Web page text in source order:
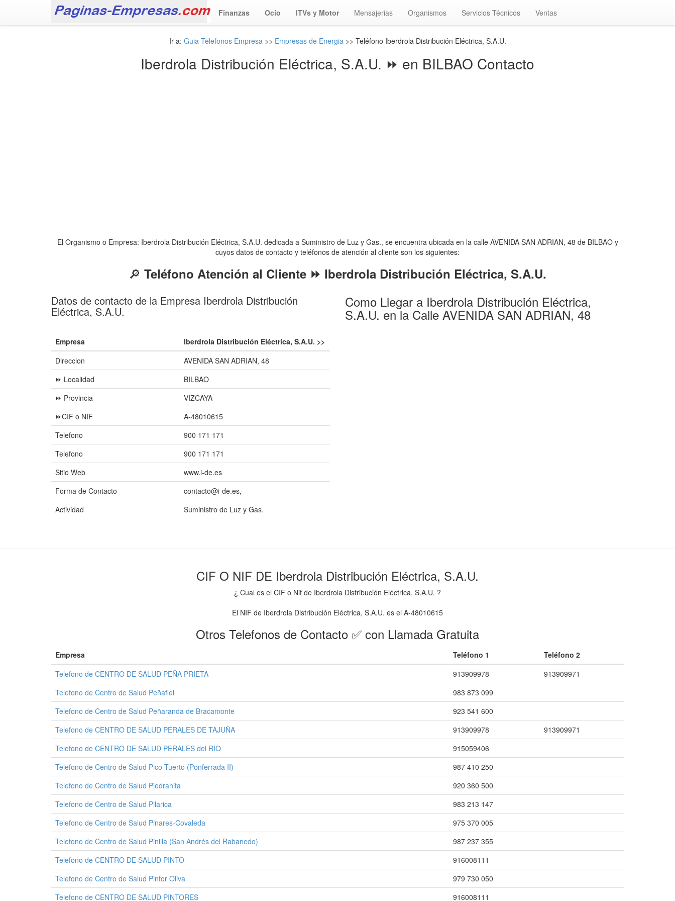
Finanzas Ocio ITVs y Motor Mensajerias Organismos Servicios Técnicos Ventas
Ir a: Guia Telefonos Empresa>> Empresas de Energia>> Teléfono Iberdrola Distribución Eléctrica, S.A.U.
Iberdrola Distribución Eléctrica, S.A.U. ⏩ en BILBAO Contacto
El Organismo o Empresa: Iberdrola Distribución Eléctrica, S.A.U. dedicada a Suministro de Luz y Gas., se encuentra ubicada en la calle AVENIDA SAN ADRIAN, 48 de BILBAO y
cuyos datos de contacto y teléfonos de atención al cliente son los siguientes:
🔎 Teléfono Atención al Cliente ⏩ Iberdrola Distribución Eléctrica, S.A.U.
Datos de contacto de la Empresa Iberdrola Distribución
Eléctrica, S.A.U.
Empresa
Iberdrola Distribución Eléctrica, S.A.U. >>
Direccion
AVENIDA SAN ADRIAN, 48
⏩ Localidad
BILBAO
⏩ Provincia
VIZCAYA
⏩CIF o NIF
A-48010615
Telefono
900 171 171
Telefono
900 171 171
Sitio Web
www.i-de.es
Forma de Contacto
contacto@i-de.es,
Actividad
Suministro de Luz y Gas.
Como Llegar a Iberdrola Distribución Eléctrica,
S.A.U. en la Calle AVENIDA SAN ADRIAN, 48
CIF O NIF DE Iberdrola Distribución Eléctrica, S.A.U.
¿ Cual es el CIF o Nif de Iberdrola Distribución Eléctrica, S.A.U. ?
El NIF de Iberdrola Distribución Eléctrica, S.A.U. es el A-48010615
Otros Telefonos de Contacto ✅ con Llamada Gratuita
Empresa Teléfono 1
Teléfono 2
Telefono de CENTRO DE SALUD PEÑA PRIETA
913909978
913909971
Telefono de Centro de Salud Peñafiel
983 873 099
Telefono de Centro de Salud Peñaranda de Bracamonte
923 541 600
Telefono de CENTRO DE SALUD PERALES DE TAJUÑA
913909978
913909971
Telefono de CENTRO DE SALUD PERALES del RIO
915059406
Telefono de Centro de Salud Pico Tuerto (Ponferrada II)
987 410 250
Telefono de Centro de Salud Piedrahita
920 360 500
Telefono de Centro de Salud Pilarica
983 213 147
Telefono de Centro de Salud Pinares-Covaleda
975 370 005
Telefono de Centro de Salud Pinilla (San Andrés del Rabanedo)
987 237 355
Telefono de CENTRO DE SALUD PINTO
916008111
Telefono de Centro de Salud Pintor Oliva
979 730 050
Telefono de CENTRO DE SALUD PINTORES
916008111